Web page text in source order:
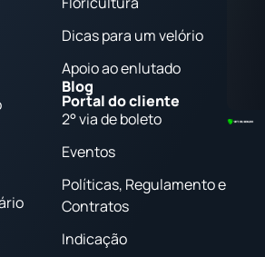
Dicas para um velório
Apoio ao enlutado
Blog
Portal do cliente
2° via de boleto
Eventos
Políticas, Regulamento e
Contratos
Indicação